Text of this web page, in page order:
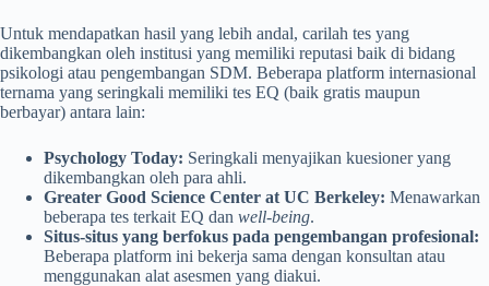
Untuk mendapatkan hasil yang lebih andal, carilah tes yang
dikembangkan oleh institusi yang memiliki reputasi baik di bidang
psikologi atau pengembangan SDM. Beberapa platform internasional
ternama yang seringkali memiliki tes EQ (baik gratis maupun
berbayar) antara lain:
Psychology Today: Seringkali menyajikan kuesioner yang
dikembangkan oleh para ahli.
Greater Good Science Center at UC Berkeley: Menawarkan
beberapa tes terkait EQ dan well-being.
Situs-situs yang berfokus pada pengembangan profesional:
Beberapa platform ini bekerja sama dengan konsultan atau
menggunakan alat asesmen yang diakui.